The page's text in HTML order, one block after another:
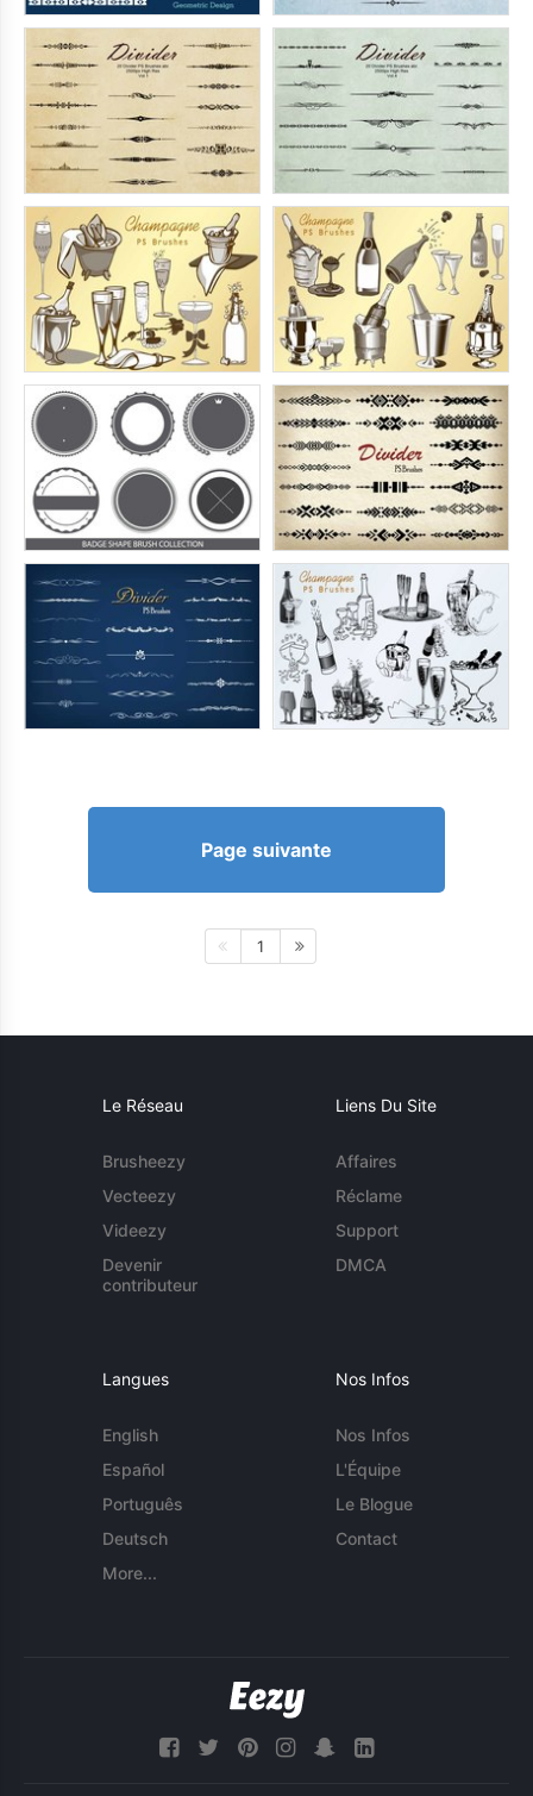
Page suivante
1
Le Réseau
Brusheezy
Vecteezy
Videezy
Devenir
contributeur
Liens Du Site
Affaires
Réclame
Support
DMCA
Langues
English
Español
Português
Deutsch
More...
Nos Infos
Nos Infos
L'Équipe
Le Blogue
Contact